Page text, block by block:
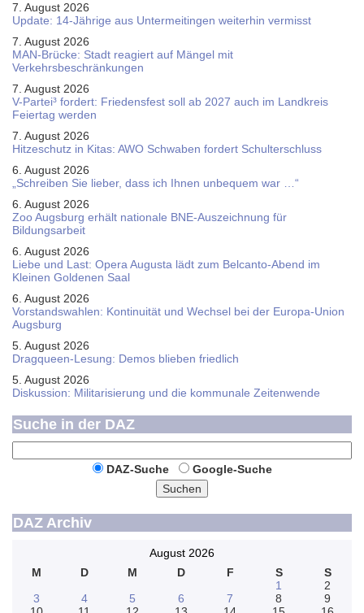
7. August 2026
Update: 14-Jährige aus Untermeitingen weiterhin vermisst
7. August 2026
MAN-Brücke: Stadt reagiert auf Mängel mit
Verkehrsbeschränkungen
7. August 2026
V-Partei­³ fordert: Friedens­fest soll ab 2027 auch im Land­kreis
Feier­tag werden
7. August 2026
Hitzeschutz in Kitas: AWO Schwaben fordert Schulterschluss
6. August 2026
„Schreiben Sie lieber, dass ich Ihnen unbequem war …“
6. August 2026
Zoo Augsburg erhält nationale BNE-Auszeichnung für
Bildungsarbeit
6. August 2026
Liebe und Last: Opera Augusta lädt zum Belcanto-Abend im
Kleinen Goldenen Saal
6. August 2026
Vorstandswahlen: Kontinuität und Wechsel bei der Europa-Union
Augsburg
5. August 2026
Dragqueen-Lesung: Demos blieben friedlich
5. August 2026
Diskussion: Mi­li­ta­ri­sie­rung und die kommunale Zeitenwende
Suche in der DAZ
DAZ-Suche
Google-Suche
Suchen
DAZ Archiv
August 2026
M
D M D F S
S
1
2
3
4 5 6 7 8
9